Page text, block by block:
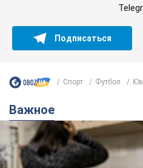
Подписаться
Спорт Футбол
Важное